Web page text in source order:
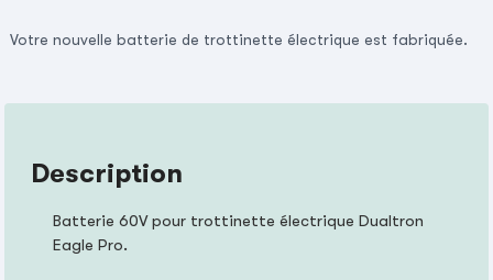
Votre nouvelle batterie de trottinette électrique est fabriquée.
Description
Batterie 60V pour trottinette électrique Dualtron
Eagle Pro.